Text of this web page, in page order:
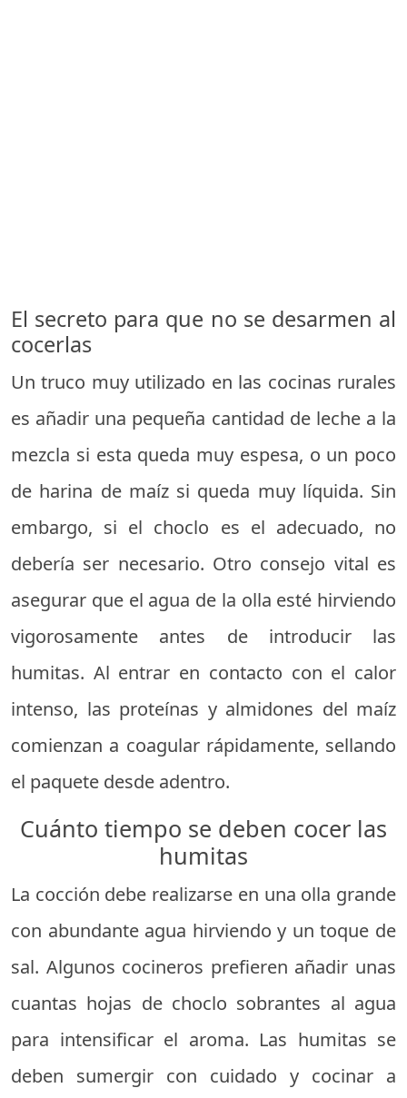
El secreto para que no se desarmen al
cocerlas
Un truco muy utilizado en las cocinas rurales
es añadir una pequeña cantidad de leche a la
mezcla si esta queda muy espesa, o un poco
de harina de maíz si queda muy líquida. Sin
embargo, si el choclo es el adecuado, no
debería ser necesario. Otro consejo vital es
asegurar que el agua de la olla esté hirviendo
vigorosamente antes de introducir las
humitas. Al entrar en contacto con el calor
intenso, las proteínas y almidones del maíz
comienzan a coagular rápidamente, sellando
el paquete desde adentro.
Cuánto tiempo se deben cocer las
humitas
La cocción debe realizarse en una olla grande
con abundante agua hirviendo y un toque de
sal. Algunos cocineros prefieren añadir unas
cuantas hojas de choclo sobrantes al agua
para intensificar el aroma. Las humitas se
deben sumergir con cuidado y cocinar a